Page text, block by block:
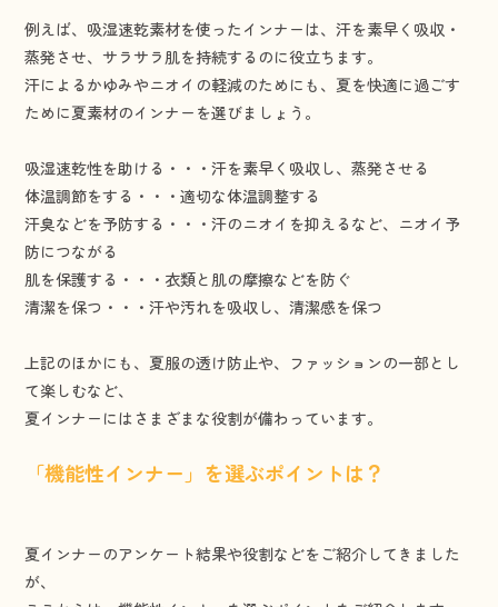
例えば、吸湿速乾素材を使ったインナーは、汗を素早く吸収・
蒸発させ、サラサラ肌を持続するのに役立ちます。
汗によるかゆみやニオイの軽減のためにも、夏を快適に過ごす
ために夏素材のインナーを選びましょう。
吸湿速乾性を助ける・・・汗を素早く吸収し、蒸発させる
体温調節をする・・・適切な体温調整する
汗臭などを予防する・・・汗のニオイを抑えるなど、ニオイ予
防につながる
肌を保護する・・・衣類と肌の摩擦などを防ぐ
清潔を保つ・・・汗や汚れを吸収し、清潔感を保つ
上記のほかにも、夏服の透け防止や、ファッションの一部とし
て楽しむなど、
夏インナーにはさまざまな役割が備わっています。
「機能性インナー」を選ぶポイントは？
夏インナーのアンケート結果や役割などをご紹介してきました
が、